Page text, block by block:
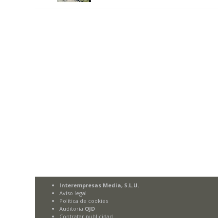
Interempresas Media, S.L.U.
Aviso legal
Política de cookies
Auditoría OJD
Contratar publicidad